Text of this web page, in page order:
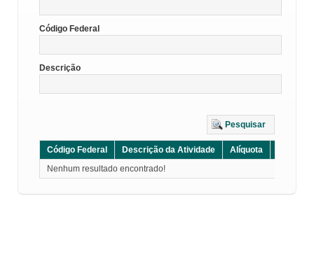
Código Federal
Descrição
Pesquisar
Código Federal Descrição da Atividade Alíquota
Nenhum resultado encontrado!